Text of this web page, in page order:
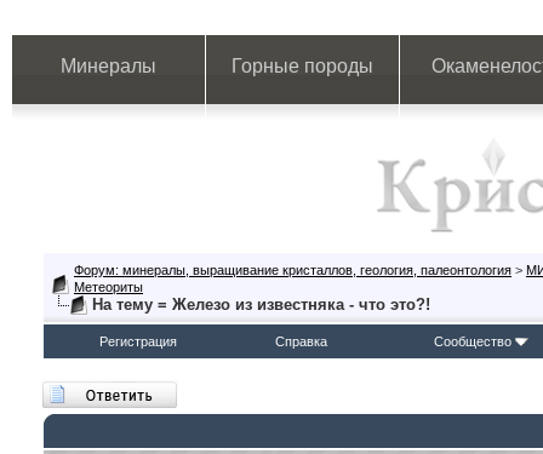
Минералы Горные породы
Форум: минералы, выращивание кристаллов, геология, палеонтология >
Метеориты
На тему = Железо из известняка - что это?!
Регистрация Справка Сообщество